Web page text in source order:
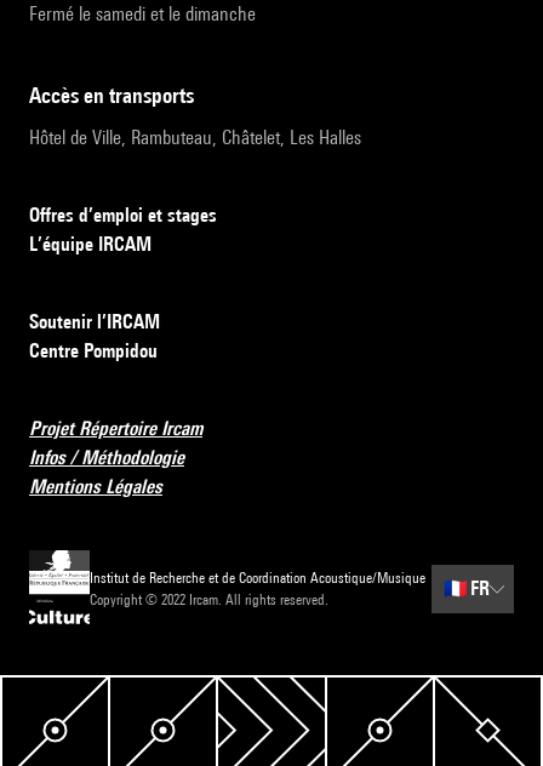
Fermé le samedi et le dimanche
accès en transports
Hôtel de Ville, Rambuteau, Châtelet, Les Halles
Offres d’emploi et stages
L’équipe IRCAM
Soutenir l’IRCAM
Centre Pompidou
Projet Répertoire Ircam
Infos / Méthodologie
Mentions Légales
Institut de Recherche et de Coordination Acoustique/Musique
Copyright © 2022 Ircam. All rights reserved.
🇫🇷 FR